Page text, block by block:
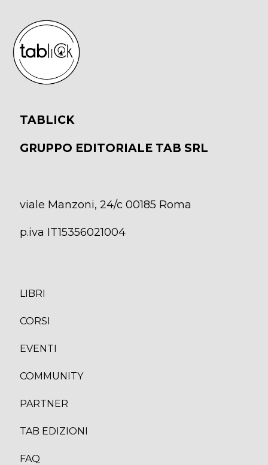
TABLICK
GRUPPO EDITORIALE TAB SRL
viale Manzoni, 24/c 00185 Roma
p.iva IT15356021004
LIBRI
CORSI
EVENTI
COMMUNITY
PARTNER
TAB EDIZIONI
FAQ